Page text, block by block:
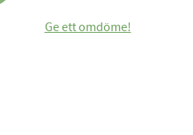
Ge ett omdöme!